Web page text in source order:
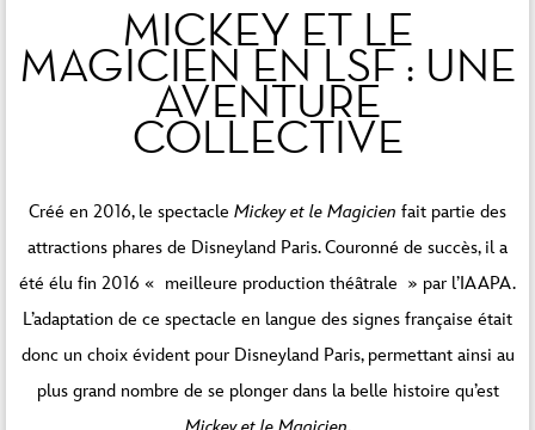
MICKEY ET LE
MAGICIEN EN LSF : UNE
AVENTURE
COLLECTIVE
Créé en 2016, le spectacle Mickey et le Magicien fait partie des
attractions phares de Disneyland Paris. Couronné de succès, il a
été élu fin 2016 « meilleure production théâtrale » par l’IAAPA.
L’adaptation de ce spectacle en langue des signes française était
donc un choix évident pour Disneyland Paris, permettant ainsi au
plus grand nombre de se plonger dans la belle histoire qu’est